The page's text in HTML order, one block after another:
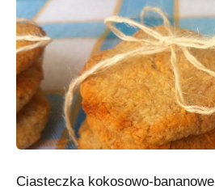
Ciasteczka kokosowo-bananowe